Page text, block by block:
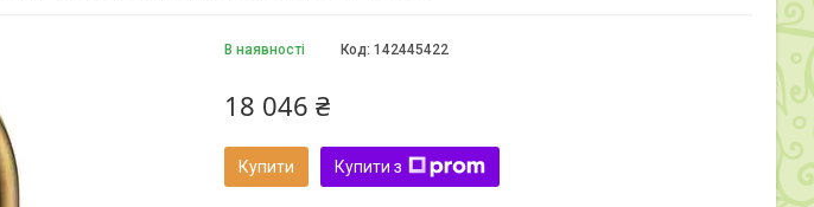
В наявності Код: 142445422
18 046 ₴
Купити Купити з